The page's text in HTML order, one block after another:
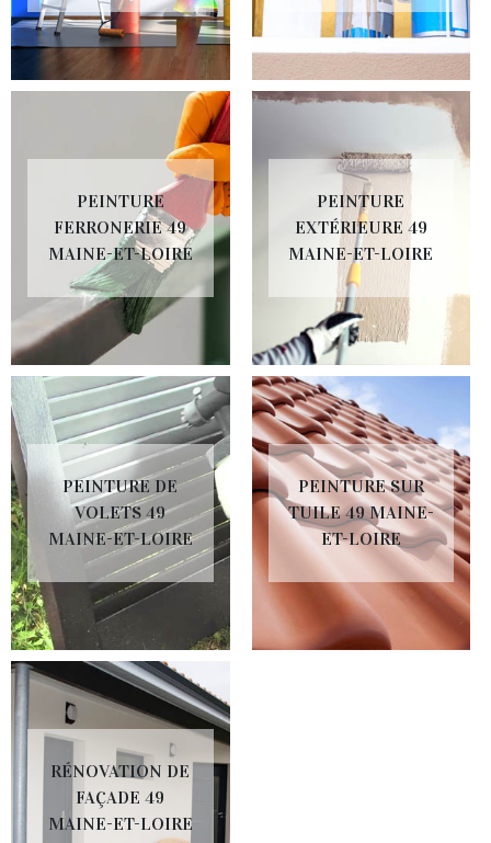
PEINTURE
FERRONERIE 49
MAINE-ET-LOIRE
PEINTURE
EXTÉRIEURE 49
MAINE-ET-LOIRE
PEINTURE DE
VOLETS 49
MAINE-ET-LOIRE
PEINTURE SUR
TUILE 49 MAINE-
ET-LOIRE
RÉNOVATION DE
FAÇADE 49
MAINE-ET-LOIRE